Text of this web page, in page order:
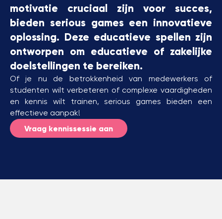
motivatie cruciaal zijn voor succes,
bieden serious games een innovatieve
oplossing. Deze educatieve spellen zijn
ontworpen om educatieve of zakelijke
doelstellingen te bereiken.
Of je nu de betrokkenheid van medewerkers of
studenten wilt verbeteren of complexe vaardigheden
en kennis wilt trainen, serious games bieden een
effectieve aanpak!
Vraag kennissessie aan